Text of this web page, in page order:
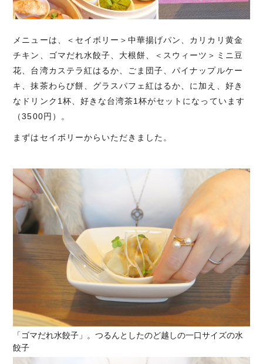
メニューは、＜セイボリー＞中華揚げパン、カリカリ黄金
チキン、ゴマだれ水餃子、大根餅、＜スウィーツ＞ミニ豆
花、台湾カステラ紅はるか、ごま団子、パイナップルケー
キ、抹茶わらび餅、グラスパフェ紅はるか、に加え、好き
なドリンク1杯、好きな台湾茶1杯がセットになっています
（3500円）。
まずはセイボリーからいただきました。
「ゴマだれ水餃子」。つるんとしたのど越しの一口サイズの水
餃子